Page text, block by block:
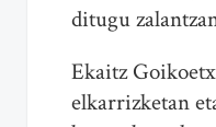
ditugu
Ekaitz
elkarrizketan